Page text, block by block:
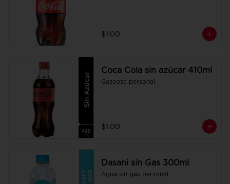
$1.00
Coca Cola sin azúcar 410ml
Gaseosa personal.
$1.00
Dasani sin Gas 300ml
Agua sin gas personal.